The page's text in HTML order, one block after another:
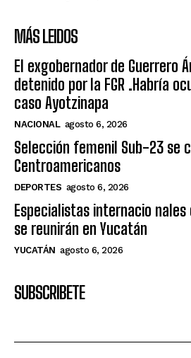
MÁS LEIDOS
El exgobernador de Guerrero
detenido por la FGR .Habría
caso Ayotzinapa
NACIONAL agosto 6, 2026
Selección femenil Sub-23 se
Centroamericanos
DEPORTES agosto 6, 2026
Especialistas internacio
se reunirán en Yucatán
YUCATÁN agosto 6, 2026
SUBSCRIBETE